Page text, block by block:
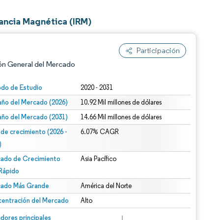
Magnética (IRM)
Participación
General del Mercado
de Estudio 2020 - 2031
del Mercado (2026) 10.92 Mil millones de dólares
del Mercado (2031) 14.66 Mil millones de dólares
de crecimiento (2026 -
6.07% CAGR
de Crecimiento
Asia Pacífico
Más Grande América del Norte
del Mercado Alto
principales
© Mordor Intelligence. El uso requiere atribución según CC BY 4.0.
CC BY 4.0.